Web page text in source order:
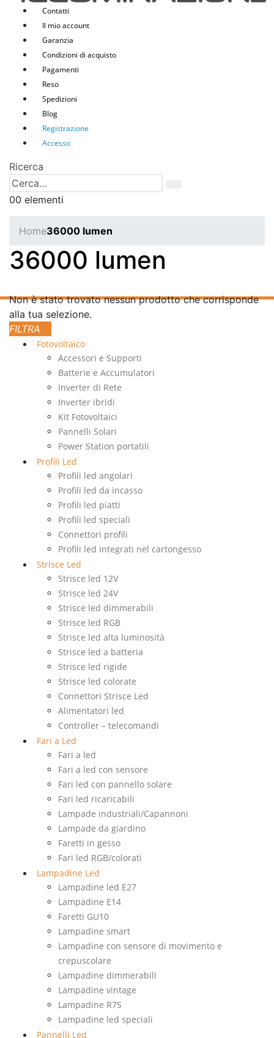
Contatti
Il mio account
Garanzia
Condizioni di acquisto
Pagamenti
Reso
Spedizioni
Blog
Registrazione
Accesso
Ricerca
00 elementi
Home36000 lumen
36000 lumen
Non è stato trovato nessun prodotto che corrisponde
alla tua selezione.
Fotovoltaico
Accessori e Supporti
Batterie e Accumulatori
Inverter di Rete
Inverter ibridi
Kit Fotovoltaici
Pannelli Solari
Power Station portatili
Profili Led
Profili led angolari
Profili led da incasso
Profili led piatti
Profili led speciali
Connettori profili
Profili led integrati nel cartongesso
Strisce Led
Strisce led 12V
Strisce led 24V
Strisce led dimmerabili
Strisce led RGB
Strisce led alta luminosità
Strisce led a batteria
Strisce led rigide
Strisce led colorate
Connettori Strisce Led
Alimentatori led
Controller – telecomandi
Fari a Led
Fari a led
Fari a led con sensore
Fari led con pannello solare
Fari led ricaricabili
Lampade industriali/Capannoni
Lampade da giardino
Faretti in gesso
Fari led RGB/colorati
Lampadine Led
Lampadine led E27
Lampadine E14
Faretti GU10
Lampadine smart
Lampadine con sensore di movimento e
crepuscolare
Lampadine dimmerabili
Lampadine vintage
Lampadine R7S
Lampadine led speciali
Pannelli Led